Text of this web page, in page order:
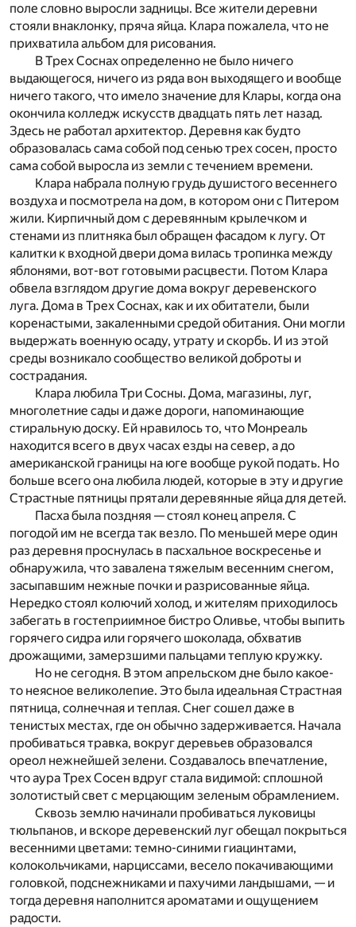
поле словно выросли задницы. Все жители деревни
стояли внаклонку, пряча яйца. Клара пожалела, что не
прихватила альбом для рисования.
В Трех Соснах определенно не было ничего
выдающегося, ничего из ряда вон выходящего и вообще
ничего такого, что имело значение для Клары, когда она
окончила колледж искусств двадцать пять лет назад.
Здесь не работал архитектор. Деревня как будто
образовалась сама собой под сенью трех сосен, прос­то
сама собой выросла из земли с течением времени.
Клара набрала полную грудь душистого весеннего
воздуха и посмотрела на дом, в котором они с Питером
жили. Кирпичный дом с деревянным крылечком и
стенами из плитняка был обращен фасадом к лугу. От
калитки к входной двери дома вилась тропинка между
яблонями, вот-вот готовыми расцвести. Потом­ Клара
обвела взглядом другие дома вокруг деревенского
луга. Дома в Трех Соснах, как и их обитатели, были
коренас­тыми, закаленными средой обитания. Они могли
выдержать военную осаду, утрату и скорбь. И из этой
среды возникало сообщество великой доброты и
сострадания.
Клара любила Три Сосны. Дома, магазины, луг,
многолетние­ сады и даже дороги, напоминающие
стиральную доску. Ей нравилось то, что Монреаль
находится всего в двух часах езды на север, а до
американской границы на юге вообще рукой подать. Но
больше всего она любила людей, которые в эту и другие
Страстные пятницы прятали деревянные яйца для детей.
Пасха была поздняя — стоял конец апреля. С
погодой им не всегда так везло. По меньшей мере один
раз деревня проснулась­ в пасхальное воскресенье и
обнаружила, что завалена тяжелым весенним снегом,
засыпавшим нежные почки и разрисованные яйца.
Нередко стоял колючий холод, и жителям приходилось
забегать в гостеприимное бистро Оливье, чтобы выпить
горячего сидра или горячего шоколада, обхватив
дрожащими, замерзшими пальцами теплую кружку.
Но не сегодня. В этом апрельском дне было какое-
то неясное­ великолепие. Это была идеальная Страстная
пятница, солнечная и теплая. Снег сошел даже в
тенистых местах, где он обычно задерживается. Начала
пробиваться травка, вокруг деревьев образовался
ореол нежнейшей зелени. Создавалось впечатление,
что аура Трех Сосен вдруг стала видимой: сплошной
золотистый свет с мерцающим зеленым обрамлением.
Сквозь землю начинали пробиваться луковицы
тюльпанов, и вскоре деревенский луг обещал покрыться
весенними цветами: темно-синими гиацинтами,
колокольчиками, нарциссами, весело покачивающими
головкой, подснежниками и пахучими ландышами, — и
тогда деревня наполнится ароматами и ощущением
радости.